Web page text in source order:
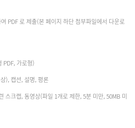
PDF 로 제출(본 페이지 하단 첨부파일에서 다운로
PDF, 가로형)
), 캡션, 설명, 평론
스크랩, 동영상(파일 1개로 제한, 5분 미만, 50MB 미